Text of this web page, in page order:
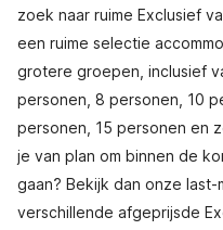
zoek naar ruime Exclusief
een ruime selectie
grotere groepen, inclusief
personen, 8 personen, 10
personen, 15 personen en
je van plan om binnen de
gaan? Bekijk dan onze
verschillende afgeprijsde